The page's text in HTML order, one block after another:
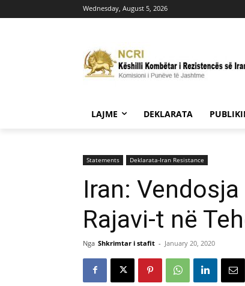
Wednesday, August 5, 2026
LAJME DEKLARATA
Statements Deklarata-Iran Resistance
Iran:
Rajavi-t në
Nga Shkrimtar i stafit - January 20, 2020